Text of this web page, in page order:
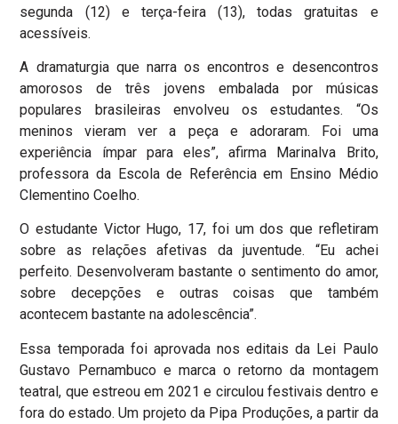
segunda (12) e terça-feira (13), todas gratuitas e
acessíveis.
A dramaturgia que narra os encontros e desencontros
amorosos de três jovens embalada por músicas
populares brasileiras envolveu os estudantes. “Os
meninos vieram ver a peça e adoraram. Foi uma
experiência ímpar para eles”, afirma Marinalva Brito,
professora da Escola de Referência em Ensino Médio
Clementino Coelho.
O estudante Victor Hugo, 17, foi um dos que refletiram
sobre as relações afetivas da juventude. “Eu achei
perfeito. Desenvolveram bastante o sentimento do amor,
sobre decepções e outras coisas que também
acontecem bastante na adolescência”.
Essa temporada foi aprovada nos editais da Lei Paulo
Gustavo Pernambuco e marca o retorno da montagem
teatral, que estreou em 2021 e circulou festivais dentro e
fora do estado. Um projeto da Pipa Produções, a partir da